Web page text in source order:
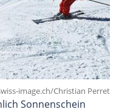
image.ch/Christian Perret
Sonnenschein